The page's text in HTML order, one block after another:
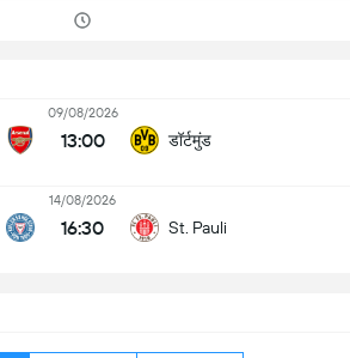
09/08/2026
13:00 डॉर्टमुंड
14/08/2026
16:30 St. Pauli